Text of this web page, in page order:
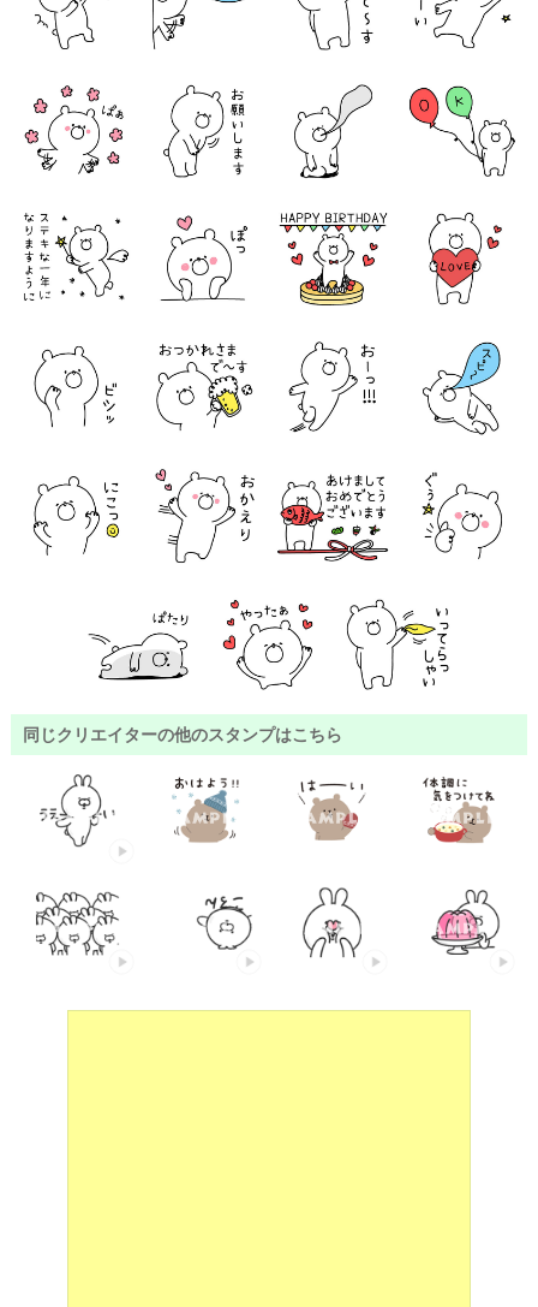
同じクリエイターの他のスタンプはこちら